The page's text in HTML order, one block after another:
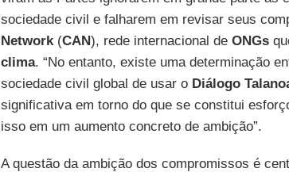
sociedade civil e falharem em revisar seus
Network(CAN), rede internacional de ONGs
clima. “No entanto, existe uma determinação
sociedade civil global de usar o Diálogo
significativa em torno do que se constitui
isso em um aumento concreto de ambição”.
A questão da ambição dos compromissos é